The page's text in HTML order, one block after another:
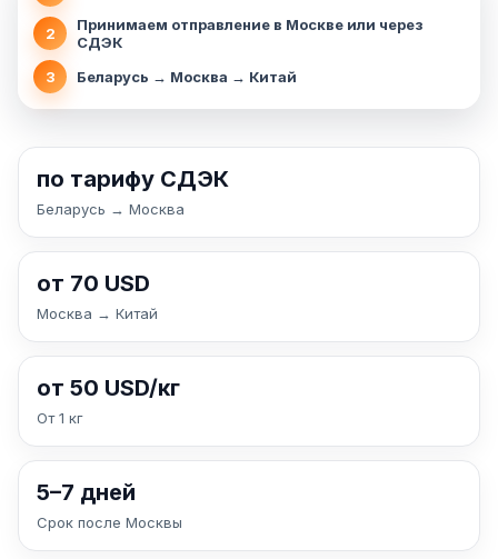
2
Принимаем отправление в Москве или через
СДЭК
3
Беларусь → Москва → Китай
по тарифу СДЭК
Беларусь → Москва
от 70 USD
Москва → Китай
от 50 USD/кг
От 1 кг
5–7 дней
Срок после Москвы